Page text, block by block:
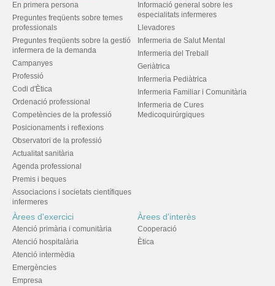
En primera persona
Preguntes freqüents sobre temes
professionals
Preguntes freqüents sobre la gestió
infermera de la demanda
Campanyes
Professió
Codi d'Ètica
Ordenació professional
Competències de la professió
Posicionaments i reflexions
Observatori de la professió
Actualitat sanitària
Agenda professional
Premis i beques
Associacions i societats científiques
infermeres
Informació general sobre les
especialitats infermeres
Llevadores
Infermeria de Salut Mental
Infermeria del Treball
Geriàtrica
Infermeria Pediàtrica
Infermeria Familiar i Comunitària
Infermeria de Cures
Medicoquirúrgiques
Àrees d'exercici
Atenció primària i comunitària
Atenció hospitalària
Atenció intermèdia
Emergències
Empresa
Àrees d'interès
Cooperació
Ètica